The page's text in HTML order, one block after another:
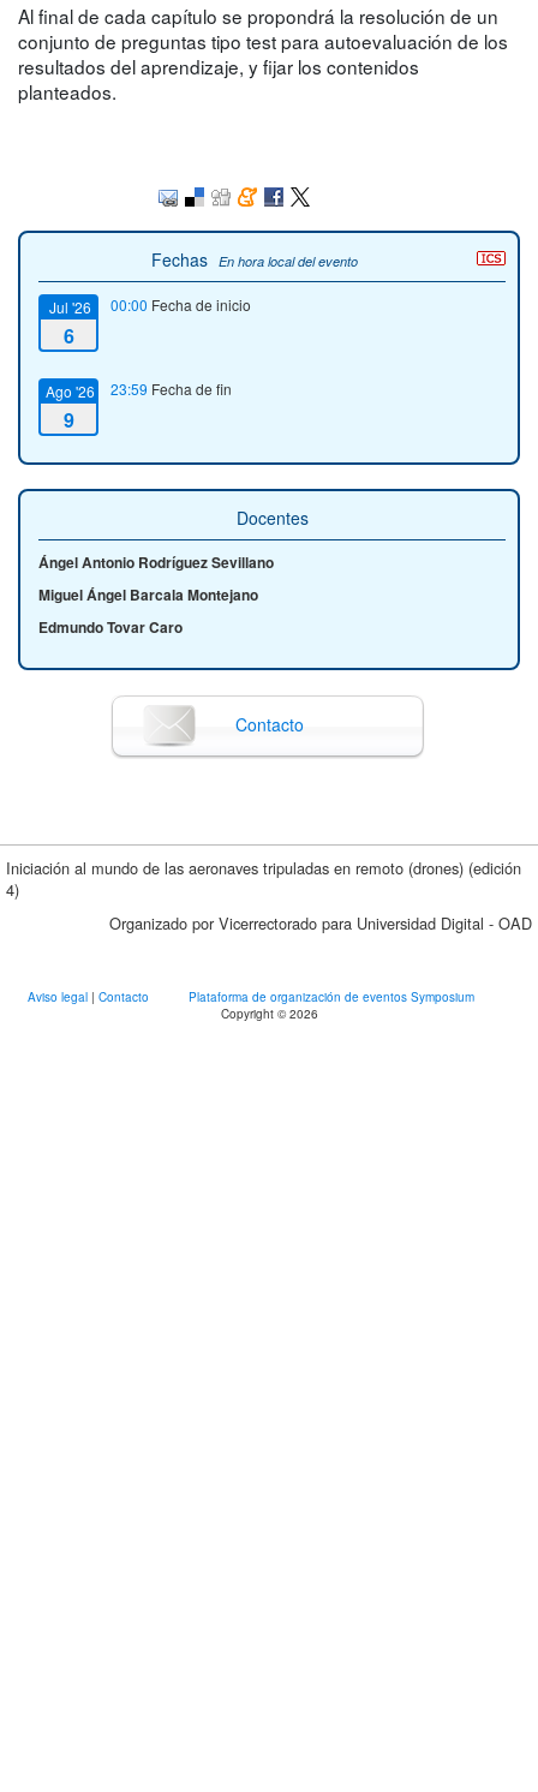
Al final de cada capítulo se propondrá la resolución de un
conjunto de preguntas tipo test para autoevaluación de los
resultados del aprendizaje, y fijar los contenidos
planteados.
Fechas En hora local del evento
Jul '26
6
00:00 Fecha de inicio
Ago '26
9
23:59 Fecha de fin
Docentes
Ángel Antonio Rodríguez Sevillano
Miguel Ángel Barcala Montejano
Edmundo Tovar Caro
Contacto
Iniciación al mundo de las aeronaves tripuladas en remoto (drones) (edición
4)
Organizado por Vicerrectorado para Universidad Digital - OAD
Aviso legal | Contacto
Plataforma de organización de eventos Symposium
Copyright © 2026